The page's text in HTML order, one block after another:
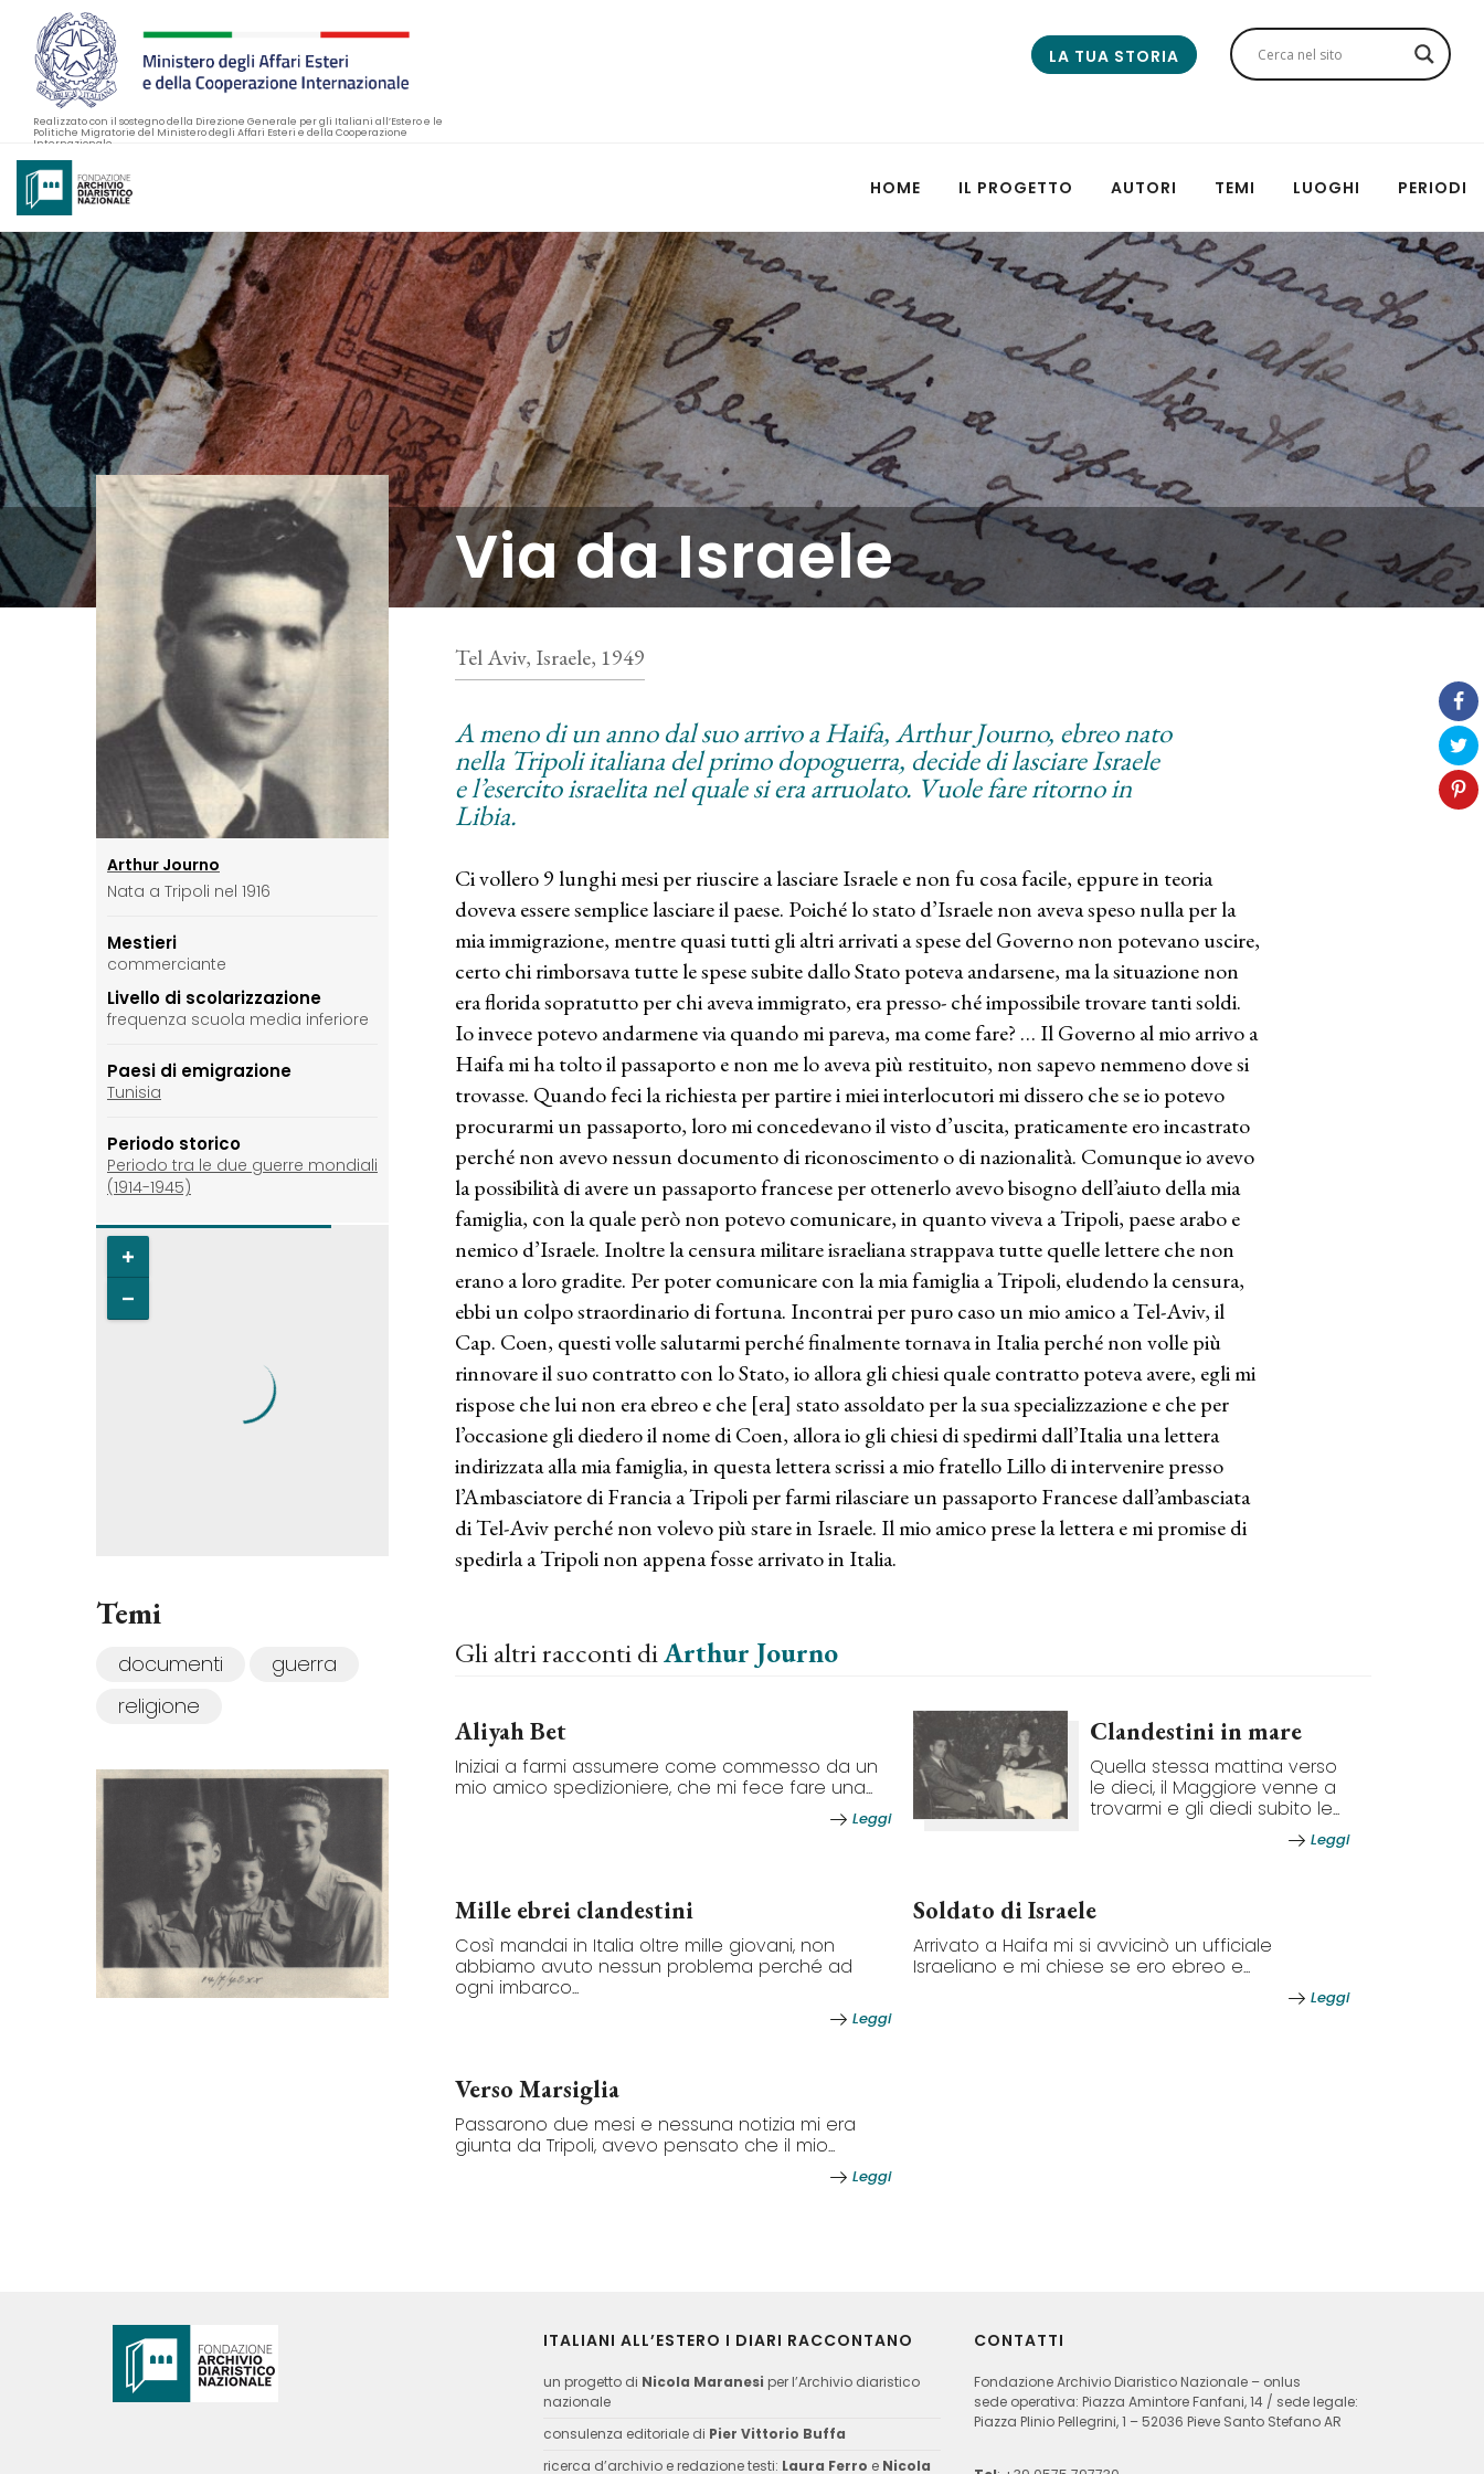
Realizzato con il sostegno della Direzione Generale per gli Italiani all’Estero e le
Politiche Migratorie del Ministero degli Affari Esteri e della Cooperazione
Internazionale
LA TUA STORIA
HOME IL PROGETTO AUTORI TEMI LUOGHI PERIODI
Via da Israele
Arthur Journo
Nata a Tripoli nel 1916
Mestieri
commerciante
Livello di scolarizzazione
frequenza scuola media inferiore
Paesi di emigrazione
Tunisia
Periodo storico
Periodo tra le due guerre mondiali
(1914-1945)
Temi
documenti
guerra
religione
Tel Aviv, Israele, 1949
A meno di un anno dal suo arrivo a Haifa, Arthur Journo, ebreo nato
nella Tripoli italiana del primo dopoguerra, decide di lasciare Israele
e l’esercito israelita nel quale si era arruolato. Vuole fare ritorno in
Libia.
Ci vollero 9 lunghi mesi per riuscire a lasciare Israele e non fu cosa facile, eppure in teoria
doveva essere semplice lasciare il paese. Poiché lo stato d’Israele non aveva speso nulla per la
mia immigrazione, mentre quasi tutti gli altri arrivati a spese del Governo non potevano uscire,
certo chi rimborsava tutte le spese subite dallo Stato poteva andarsene, ma la situazione non
era florida sopratutto per chi aveva immigrato, era presso- ché impossibile trovare tanti soldi.
Io invece potevo andarmene via quando mi pareva, ma come fare? … Il Governo al mio arrivo a
Haifa mi ha tolto il passaporto e non me lo aveva più restituito, non sapevo nemmeno dove si
trovasse. Quando feci la richiesta per partire i miei interlocutori mi dissero che se io potevo
procurarmi un passaporto, loro mi concedevano il visto d’uscita, praticamente ero incastrato
perché non avevo nessun documento di riconoscimento o di nazionalità. Comunque io avevo
la possibilità di avere un passaporto francese per ottenerlo avevo bisogno dell’aiuto della mia
famiglia, con la quale però non potevo comunicare, in quanto viveva a Tripoli, paese arabo e
nemico d’Israele. Inoltre la censura militare israeliana strappava tutte quelle lettere che non
erano a loro gradite. Per poter comunicare con la mia famiglia a Tripoli, eludendo la censura,
ebbi un colpo straordinario di fortuna. Incontrai per puro caso un mio amico a Tel-Aviv, il
Cap. Coen, questi volle salutarmi perché finalmente tornava in Italia perché non volle più
rinnovare il suo contratto con lo Stato, io allora gli chiesi quale contratto poteva avere, egli mi
rispose che lui non era ebreo e che [era] stato assoldato per la sua specializzazione e che per
l’occasione gli diedero il nome di Coen, allora io gli chiesi di spedirmi dall’Italia una lettera
indirizzata alla mia famiglia, in questa lettera scrissi a mio fratello Lillo di intervenire presso
l’Ambasciatore di Francia a Tripoli per farmi rilasciare un passaporto Francese dall’ambasciata
di Tel-Aviv perché non volevo più stare in Israele. Il mio amico prese la lettera e mi promise di
spedirla a Tripoli non appena fosse arrivato in Italia.
Gli altri racconti diArthur Journo
Aliyah Bet
Iniziai a farmi assumere come commesso da un
mio amico spedizioniere, che mi fece fare una...
Leggi
Clandestini in mare
Quella stessa mattina verso
le dieci, il Maggiore venne a
trovarmi e gli diedi subito le...
Leggi
Mille ebrei clandestini
Così mandai in Italia oltre mille giovani, non
abbiamo avuto nessun problema perché ad
ogni imbarco...
Leggi
Soldato di Israele
Arrivato a Haifa mi si avvicinò un ufficiale
Israeliano e mi chiese se ero ebreo e...
Leggi
Verso Marsiglia
Passarono due mesi e nessuna notizia mi era
giunta da Tripoli, avevo pensato che il mio...
Leggi
ITALIANI ALL’ESTERO I DIARI RACCONTANO
un progetto di Nicola Maranesi per l’Archivio diaristico
nazionale
consulenza editoriale di Pier Vittorio Buffa
ricerca d’archivio e redazione testi: Laura Ferro e Nicola
CONTATTI
Fondazione Archivio Diaristico Nazionale – onlus
sede operativa: Piazza Amintore Fanfani, 14 / sede legale:
Piazza Plinio Pellegrini, 1 – 52036 Pieve Santo Stefano AR